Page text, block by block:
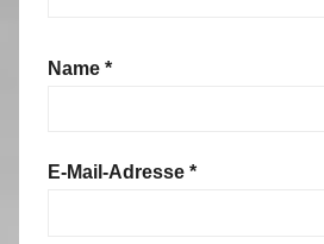
Name *
E-Mail-Adresse *